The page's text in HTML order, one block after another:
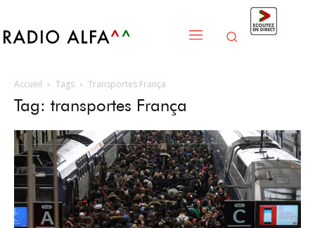
Accueil Tags Transportes França
Tag: transportes França